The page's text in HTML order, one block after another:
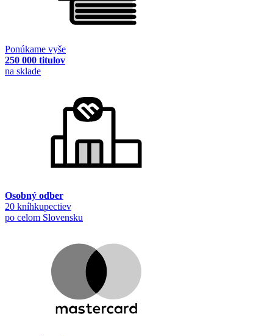
Ponúkame vyše
250 000 titulov
na sklade
Osobný odber
20 kníhkupectiev
po celom Slovensku